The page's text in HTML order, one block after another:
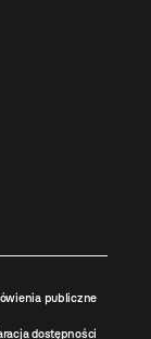
publiczne
dostępności